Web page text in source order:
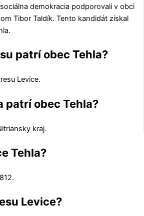
demokracia podporovali v obci
Tibor Taldík. Tento kandidát získal
.
patrí obec Tehla?
Levice.
patrí obec Tehla?
kraj.
Tehla?
.
Levice?